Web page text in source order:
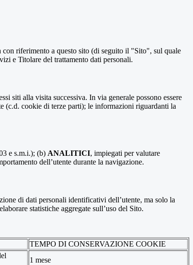
con riferimento a questo sito (di seguito il "Sito", sul quale
e Titolare del trattamento dati personali.
siti alla visita successiva. In via generale possono essere
(c.d. cookie di terze parti); le informazioni riguardanti la
e s.m.i.); (b) ANALITICI, impiegati per valutare
dell’utente durante la navigazione.
di dati personali identificativi dell’utente, ma solo la
statistiche aggregate sull’uso del Sito.
TEMPO DI CONSERVAZIONE COOKIE
1 mese